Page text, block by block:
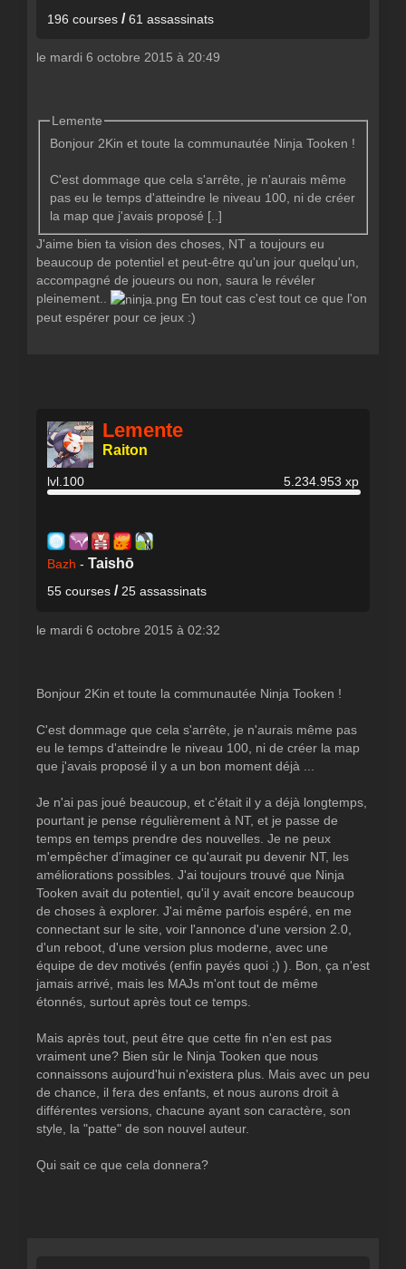
196 courses /61 assassinats
le mardi 6 octobre 2015 à 20:49
Lemente
Bonjour 2Kin et toute la communautée Ninja Tooken !
C'est dommage que cela s'arrête, je n'aurais même
pas eu le temps d'atteindre le niveau 100, ni de créer
la map que j'avais proposé [..]
J'aime bien ta vision des choses, NT a toujours eu
beaucoup de potentiel et peut-être qu'un jour quelqu'un,
accompagné de joueurs ou non, saura le révéler
pleinement..
En tout cas c'est tout ce que l'on
peut espérer pour ce jeux :)
Lemente
Raiton
lvl.100 5.234.953 xp
Bazh - Taishō
55 courses /25 assassinats
le mardi 6 octobre 2015 à 02:32
Bonjour 2Kin et toute la communautée Ninja Tooken !
C'est dommage que cela s'arrête, je n'aurais même pas
eu le temps d'atteindre le niveau 100, ni de créer la map
que j'avais proposé il y a un bon moment déjà ...
Je n'ai pas joué beaucoup, et c'était il y a déjà longtemps,
pourtant je pense régulièrement à NT, et je passe de
temps en temps prendre des nouvelles. Je ne peux
m'empêcher d'imaginer ce qu'aurait pu devenir NT, les
améliorations possibles. J'ai toujours trouvé que Ninja
Tooken avait du potentiel, qu'il y avait encore beaucoup
de choses à explorer. J'ai même parfois espéré, en me
connectant sur le site, voir l'annonce d'une version 2.0,
d'un reboot, d'une version plus moderne, avec une
équipe de dev motivés (enfin payés quoi ;) ). Bon, ça n'est
jamais arrivé, mais les MAJs m'ont tout de même
étonnés, surtout après tout ce temps.
Mais après tout, peut être que cette fin n'en est pas
vraiment une? Bien sûr le Ninja Tooken que nous
connaissons aujourd'hui n'existera plus. Mais avec un peu
de chance, il fera des enfants, et nous aurons droit à
différentes versions, chacune ayant son caractère, son
style, la "patte" de son nouvel auteur.
Qui sait ce que cela donnera?